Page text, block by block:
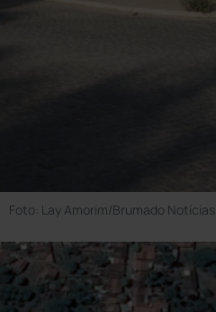
Foto: Lay Amorim/Brumado Notícias